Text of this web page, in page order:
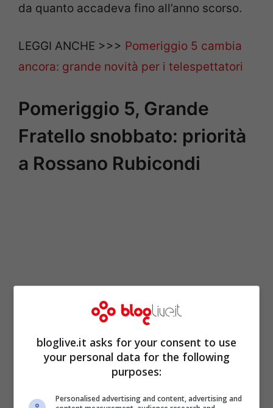
da quanto accadeva fino all’anno scorso.
LEGGI ANCHE >>> Pomeriggio 5 cambia
ancora: grande novità per i telespettatori
Pomeriggio 5, Grande
Fratello snobbato: priorità
a Rossano Rubicondi
bloglive.it asks for your consent to use
your personal data for the following
purposes:
Personalised advertising and content, advertising and